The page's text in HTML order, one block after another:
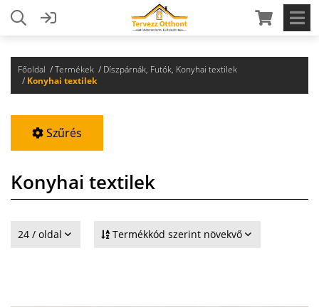
Főoldal Termékek
Díszpárnák, Futók, Konyhai textilek
Konyhai textilek
Szűrés
Konyhai textilek
24 / oldal Termékkód szerint növekvő